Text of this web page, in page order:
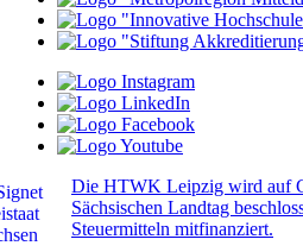
Die HTWK Leipzig wird auf
Sächsischen Landtag
Steuermitteln mitfinanziert.